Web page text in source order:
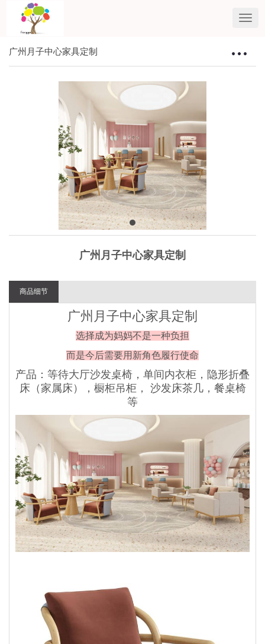
广州月子中心家具定制
广州月子中心家具定制
商品细节
广州月子中心家具定制
选择成为妈妈不是一种负担
而是今后需要用新角色履行使命
产品：等待大厅沙发桌椅，单间内衣柜，隐形折叠
床（家属床），橱柜吊柜， 沙发床茶几，餐桌椅
等